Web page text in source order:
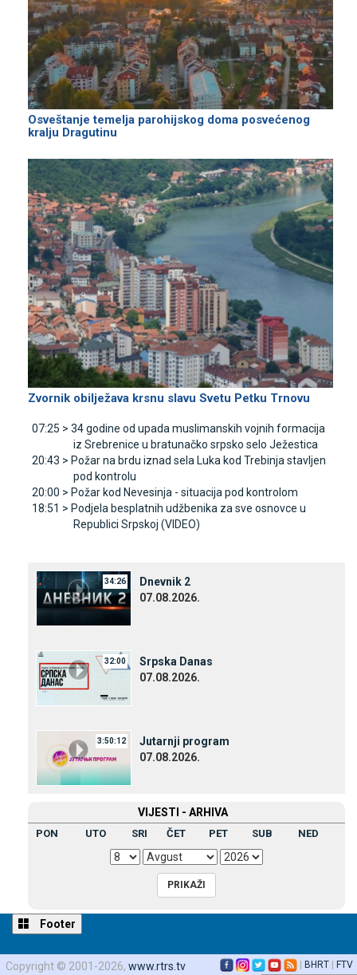
Osveštanje temelja parohijskog doma posvećenog
kralju Dragutinu
Zvornik obilježava krsnu slavu Svetu Petku Trnovu
07:25 > 34 godine od upada muslimanskih vojnih formacija
iz Srebrenice u bratunačko srpsko selo Јežestica
20:43 > Požar na brdu iznad sela Luka kod Trebinja stavljen
pod kontrolu
20:00 > Požar kod Nevesinja - situacija pod kontrolom
18:51 > Podjela besplatnih udžbenika za sve osnovce u
Republici Srpskoj (VIDEO)
34:26
Dnevnik 2
07.08.2026.
32:00
Srpska Danas
07.08.2026.
3:50:12
Јutarnji program
07.08.2026.
VIЈESTI - ARHIVA
PON UTO SRI ČET PET SUB NED
Footer
Copyright © 2001-2026, www.rtrs.tv | BHRT | FTV